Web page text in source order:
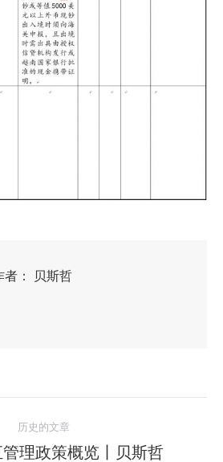
者： 贝斯哲
历史的文章
理政策概览丨贝斯哲